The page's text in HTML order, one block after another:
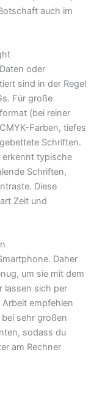
auch im
oder
sind in der Regel
Für große
(bei reiner
Farben, tiefes
Schriften.
erkennt typische
Schriften,
Diese
Zeit und
Daher
um sie mit dem
lassen sich per
empfehlen
sehr großen
sodass du
am Rechner